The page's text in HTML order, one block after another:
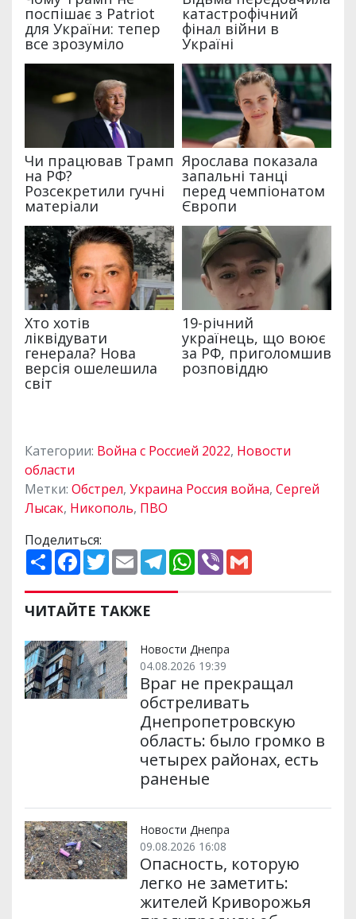
Категории: Война с Россией 2022, Новости
области
Метки: Обстрел, Украина Россия война, Сергей
Лысак, Никополь, ПВО
Поделиться:
П
о
и
р
и
и
F
a
e
b
o
k
T
w
t
t
e
E
m
i
l
T
e
e
m
W
h
p
V
ЧИТАЙТЕ ТАКЖЕ
Новости Днепра
04.08.2026 19:39
Враг не прекращал
обстреливать
Днепропетровскую
область: было громко в
четырех районах, есть
раненые
Новости Днепра
09.08.2026 16:08
Опасность, которую
легко не заметить:
жителей Криворожья